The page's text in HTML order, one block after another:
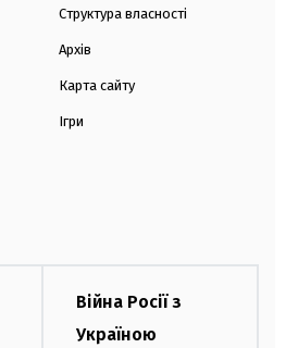
Структура власності
Архів
Карта сайту
Ігри
Війна Росії з
Україною